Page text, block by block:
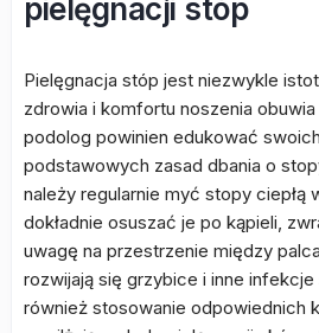
pielęgnacji stóp
Pielęgnacja stóp jest niezwykle
zdrowia i komfortu noszenia
podolog powinien edukować
podstawowych zasad dbania o
należy regularnie myć stopy ciepłą
dokładnie osuszać je po kąpieli,
uwagę na przestrzenie między
rozwijają się grzybice i inne
również stosowanie odpowiednich